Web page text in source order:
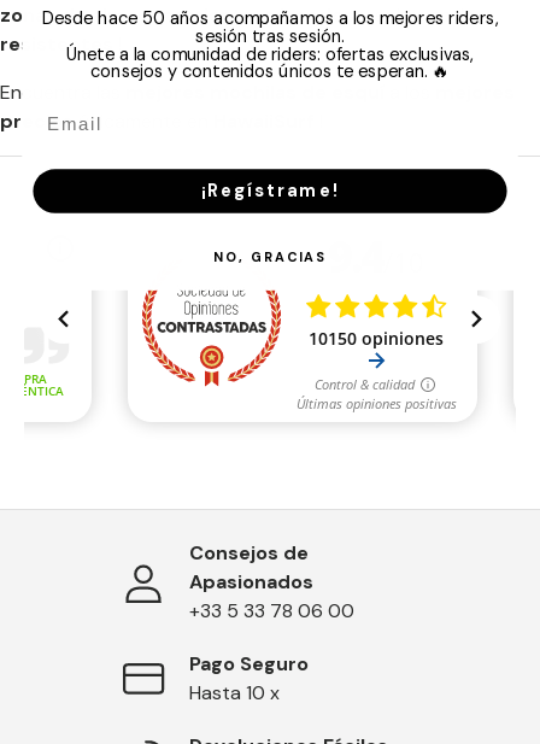
zonas de almacenamiento,cómodosy sobre todo
resistentes
Encuentra las
preciosúnicamente en
Consejos de
Apasionados
+33 5 33 78 06 00
Pago Seguro
Hasta 10 x
Desde hace 50 años acompañamos a los mejores riders,
sesión tras sesión.
Únete a la comunidad de riders: ofertas exclusivas,
consejos y contenidos únicos te esperan. 🔥
¡Regístrame!
NO, GRACIAS